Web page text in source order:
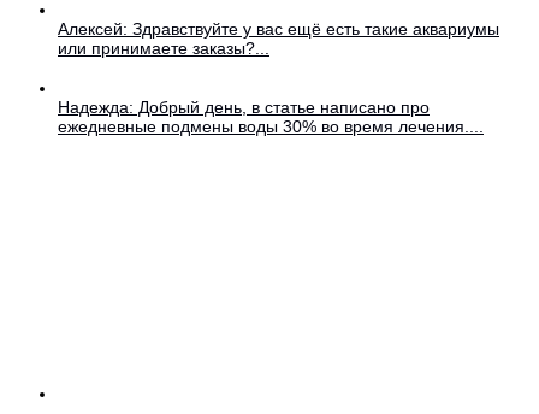
Алексей: Здравствуйте у вас ещё есть такие аквариумы
или принимаете заказы?...
Надежда: Добрый день, в статье написано про
ежедневные подмены воды 30% во время лечения....